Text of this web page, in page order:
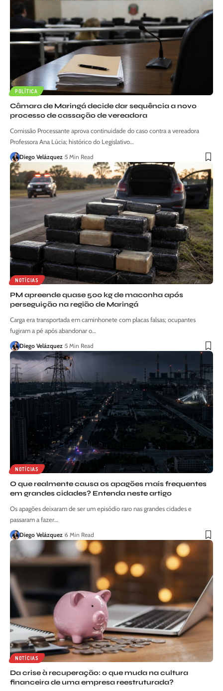
POLÍTICA
Câmara de Maringá decide dar sequência a novo
processo de cassação de vereadora
Comissão Processante aprova continuidade do caso contra a vereadora
Professora Ana Lúcia; histórico do Legislativo…
Diego Velázquez 5 Min Read
NOTÍCIAS
PM apreende quase 500 kg de maconha após
perseguição na região de Maringá
Carga era transportada em caminhonete com placas falsas; ocupantes
fugiram a pé após abandonar o…
Diego Velázquez 5 Min Read
NOTÍCIAS
O que realmente causa os apagões mais frequentes
em grandes cidades? Entenda neste artigo
Os apagões deixaram de ser um episódio raro nas grandes cidades e
passaram a fazer…
Diego Velázquez 6 Min Read
NOTÍCIAS
Da crise à recuperação: o que muda na cultura
financeira de uma empresa reestruturada?